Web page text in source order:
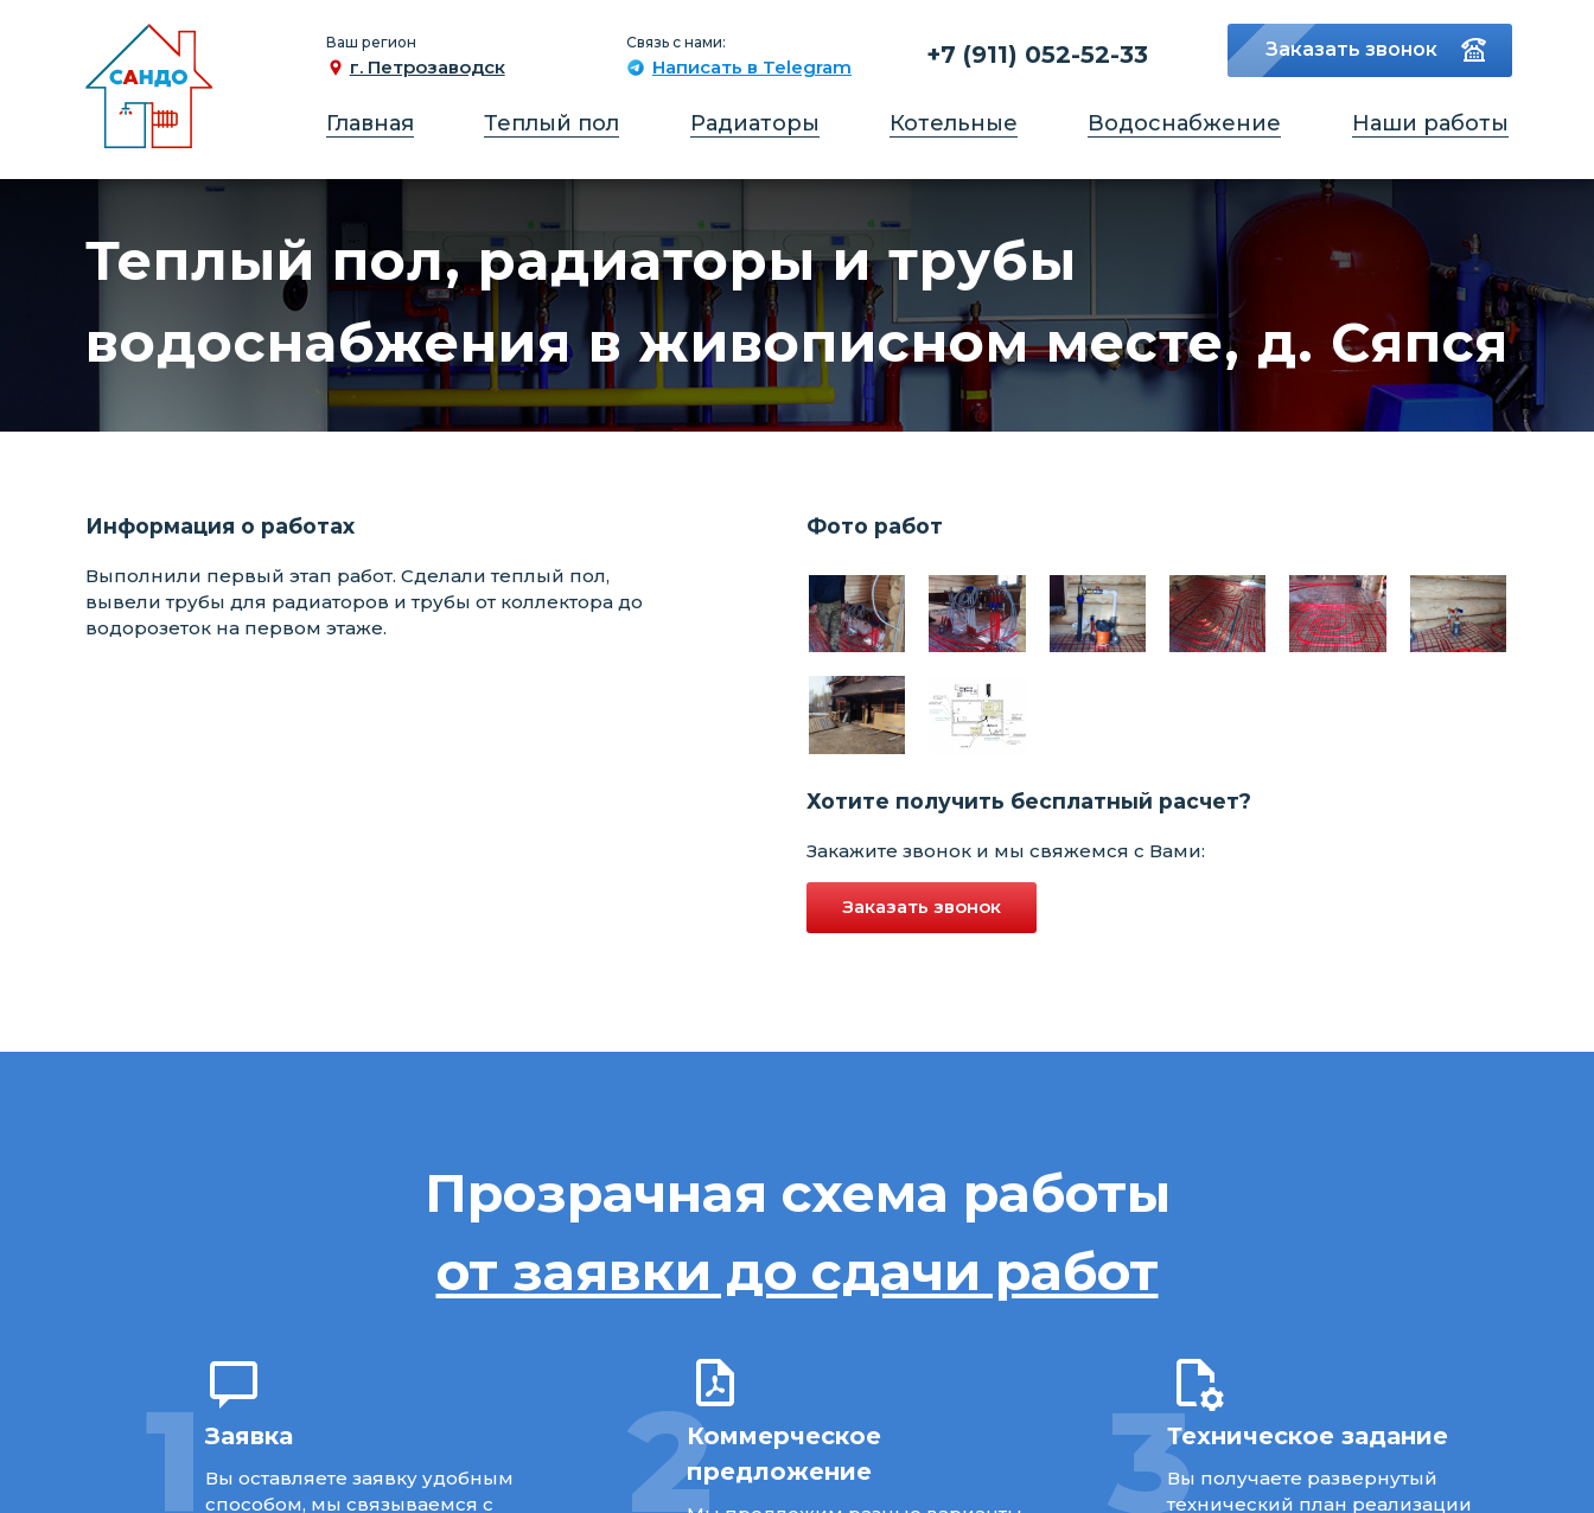
Ваш регион
г. Петрозаводск
Связь с нами:
Написать в Telegram +7 (911) 052-52-33 Заказать звонок
Главная Теплый пол Радиаторы Котельные Водоснабжение Наши работы
Теплый пол, радиаторы и трубы
водоснабжения в живописном месте, д. Сяпся
Информация о работах
Выполнили первый этап работ. Сделали теплый пол,
вывели трубы для радиаторов и трубы от коллектора до
водорозеток на первом этаже.
Фото работ
Хотите получить бесплатный расчет?
Закажите звонок и мы свяжемся с Вами:
Заказать звонок
Прозрачная схема работы
от заявки до сдачи работ
1Заявка
Вы оставляете заявку удобным
способом, мы связываемся с
2Коммерческое
предложение
3Техническое задание
Вы получаете развернутый
технический план реализации